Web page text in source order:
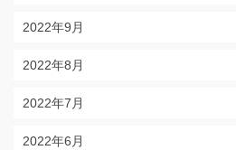
2022年9月
2022年8月
2022年7月
2022年6月